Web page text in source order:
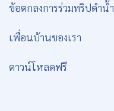
ข้อตกลงการร่วมทริปดำน้ำ
เพื่อนบ้านของเรา
ดาวน์โหลดฟรี